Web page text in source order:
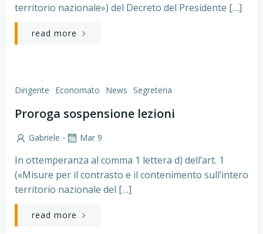
territorio nazionale») del Decreto del Presidente […]
read more
Dirigente Economato News Segreteria
Proroga sospensione lezioni
Gabriele - Mar 9
In ottemperanza al comma 1 lettera d) dell’art. 1
(«Misure per il contrasto e il contenimento sull’intero
territorio nazionale del […]
read more